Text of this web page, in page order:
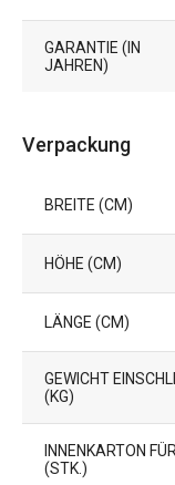
GARANTIE (IN
JAHREN)
Verpackung
BREITE (CM)
HÖHE (CM)
LÄNGE (CM)
GEWICHT
KG)
INNENKARTON
(STK.)